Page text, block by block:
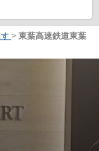
> 東葉高速鉄道東葉